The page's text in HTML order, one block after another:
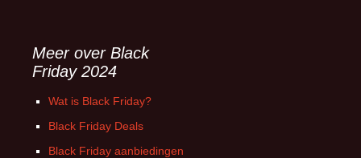
Meer over Black
Friday 2024
Wat is Black Friday?
Black Friday Deals
Black Friday aanbiedingen